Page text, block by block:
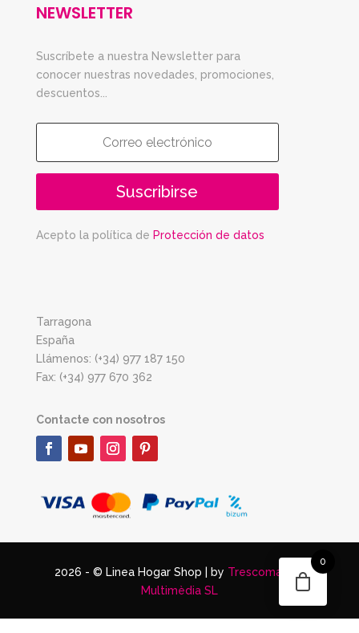
NEWSLETTER
Suscríbete a nuestra Newsletter para
conocer nuestras novedades, promociones,
descuentos...
Suscribirse
Acepto la política de Protección de datos
Tarragona
España
Llámenos: (+34) 977 187 150
Fax: (+34) 977 670 362
Contacte con nosotros
2026 - © Linea Hogar Shop | by Trescomatres
Multimèdia SL
0